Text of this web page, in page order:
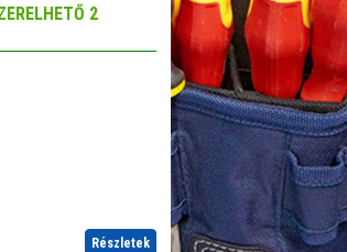
2
Részletek